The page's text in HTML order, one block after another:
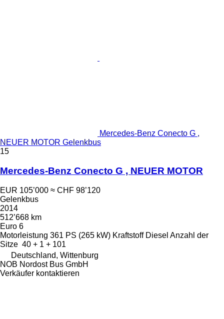
Mercedes-Benz Conecto G ,
NEUER MOTOR Gelenkbus
15
Mercedes-Benz Conecto G , NEUER MOTOR
EUR 105’000 ≈ CHF 98’120
Gelenkbus
2014
512’668 km
Euro 6
Motorleistung 361 PS (265 kW) Kraftstoff Diesel Anzahl der
Sitze 40 + 1 + 101
Deutschland, Wittenburg
NOB Nordost Bus GmbH
Verkäufer kontaktieren